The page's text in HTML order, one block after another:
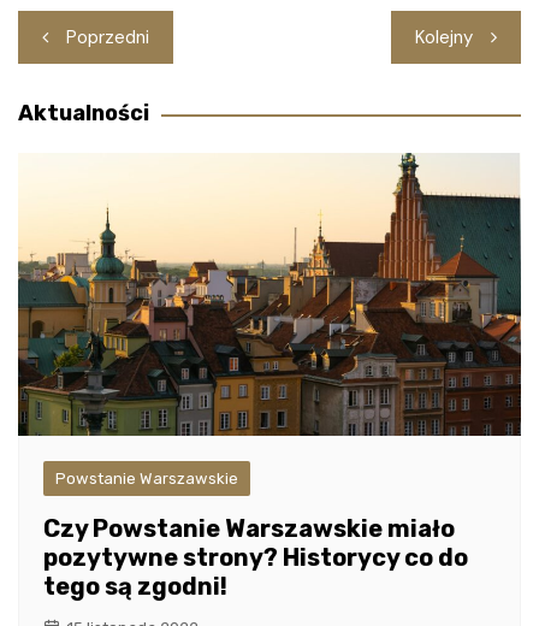
Nawigacja
wpisu
Poprzedni Kolejny
Aktualności
Powstanie Warszawskie
Czy Powstanie Warszawskie miało
pozytywne strony? Historycy co do
tego są zgodni!